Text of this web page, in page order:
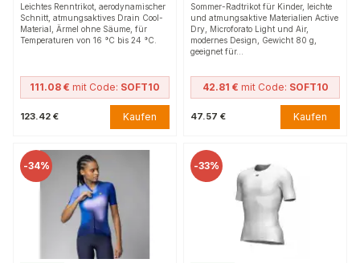
Leichtes Renntrikot, aerodynamischer
Schnitt, atmungsaktives Drain Cool-
Material, Ärmel ohne Säume, für
Temperaturen von 16 °C bis 24 °C.
111.08 € mit Code: SOFT10
123.42 € Kaufen
Sommer-Radtrikot für Kinder, leichte
und atmungsaktive Materialien Active
Dry, Microforato Light und Air,
modernes Design, Gewicht 80 g,
geeignet für…
42.81 € mit Code: SOFT10
47.57 € Kaufen
-34% -33%